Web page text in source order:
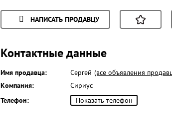
НАПИСАТЬ ПРОДАВЦУ
Контактные данные
Имя продавца: Сергей (все объявления
Компания:
Сириус
Телефон:
Показать телефон